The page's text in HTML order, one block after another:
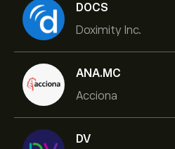
DOCS
Doximity Inc.
ANA.MC
Acciona
DV